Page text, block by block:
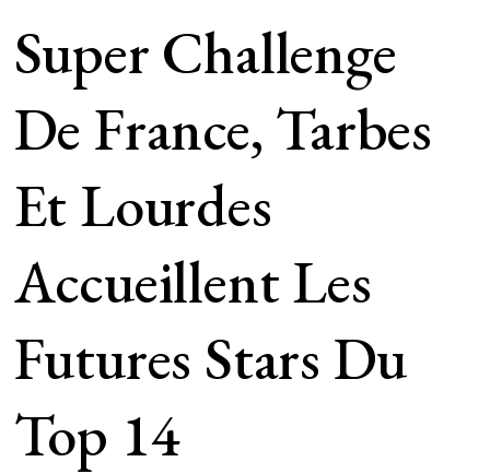
Super Challenge
De France, Tarbes
Et Lourdes
Accueillent Les
Futures Stars Du
Top 14